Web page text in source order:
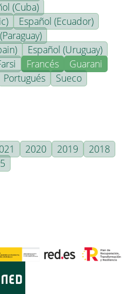
(Cuba)
Español (Ecuador)
Español (Uruguay)
Francés
Guarani
Portugués
Sueco
2020 2019
2018